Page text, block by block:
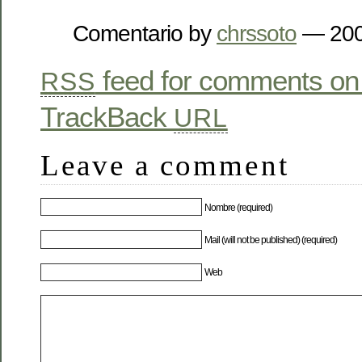
Comentario by chrssoto —
RSS feed for comments
TrackBack URL
Leave a comment
Nombre (required)
Mail (will not be published) (required)
Web